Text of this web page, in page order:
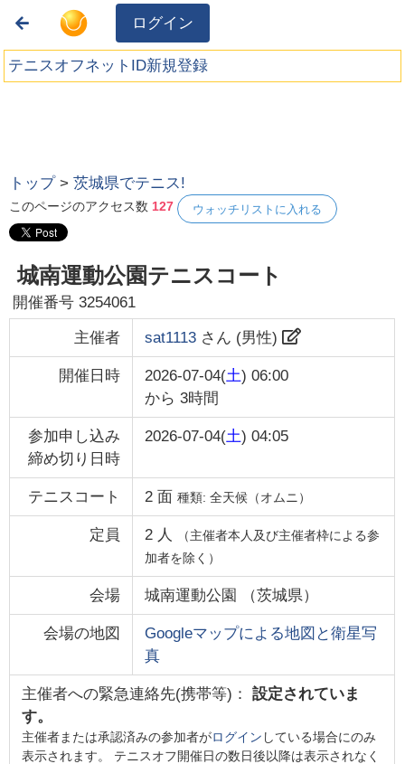
ログイン
テニスオフネットID新規登録
トップ >茨城県でテニス!
このページのアクセス数 127 ウォッチリストに入れる
城南運動公園テニスコート
開催番号3254061
主催者 sat1113さん (男性)
開催日時 2026-07-04(土) 06:00
から 3時間
参加申し込み
締め切り日時
2026-07-04(土) 04:05
テニスコート 2面 種類: 全天候（オムニ）
定員 2 人
（主催者本人及び主催者枠による参
加者を除く）
会場 城南運動公園 （茨城県）
会場の地図
Googleマップによる地図と衛星写
真
主催者への緊急連絡先(携帯等)： 設定されていま
す。
主催者または承認済みの参加者がログイン している場合にのみ
表示されます。 テニスオフ開催日の数日後以降は表示されなく